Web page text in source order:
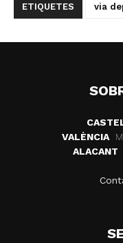
ETIQUETES via
VALÈNCIA
ALACANT